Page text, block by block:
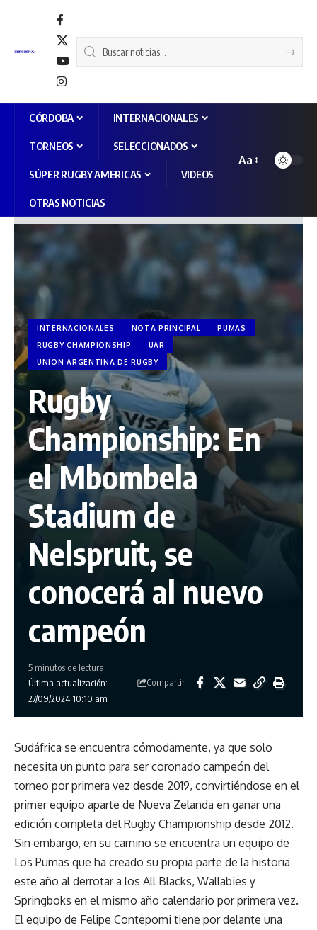
CÓRDOBA INTERNACIONALES
TORNEOS SELECCIONADOS
SÚPER RUGBY AMERICAS VIDEOS
OTRAS NOTICIAS
Aa
INTERNACIONALES NOTA PRINCIPAL
PUMAS
RUGBY CHAMPIONSHIP
UAR
UNION ARGENTINA DE RUGBY
Rugby
Championship: En
el Mbombela
Stadium de
Nelspruit, se
conocerá al nuevo
campeón
Última actualización:
27/09/2024 10:10 am
5 minutos de lectura
Compartir
Sudáfrica se encuentra cómodamente, ya que solo
necesita un punto para ser coronado campeón del
torneo por primera vez desde 2019, convirtiéndose en el
primer equipo aparte de Nueva Zelanda en ganar una
edición completa del Rugby Championship desde 2012.
Sin embargo, en su camino se encuentra un equipo de
Los Pumas que ha creado su propia parte de la historia
este año al derrotar a los All Blacks, Wallabies y
Springboks en el mismo año calendario por primera vez.
El equipo de Felipe Contepomi tiene por delante una